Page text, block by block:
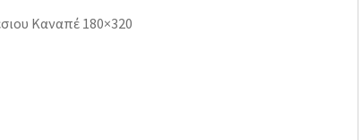
Καναπέ 180×320